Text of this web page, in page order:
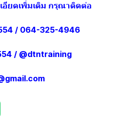
อียดเพิ่มเติม กรุณาติดต่อ
/ 064-325-4946
/ @dtntraining